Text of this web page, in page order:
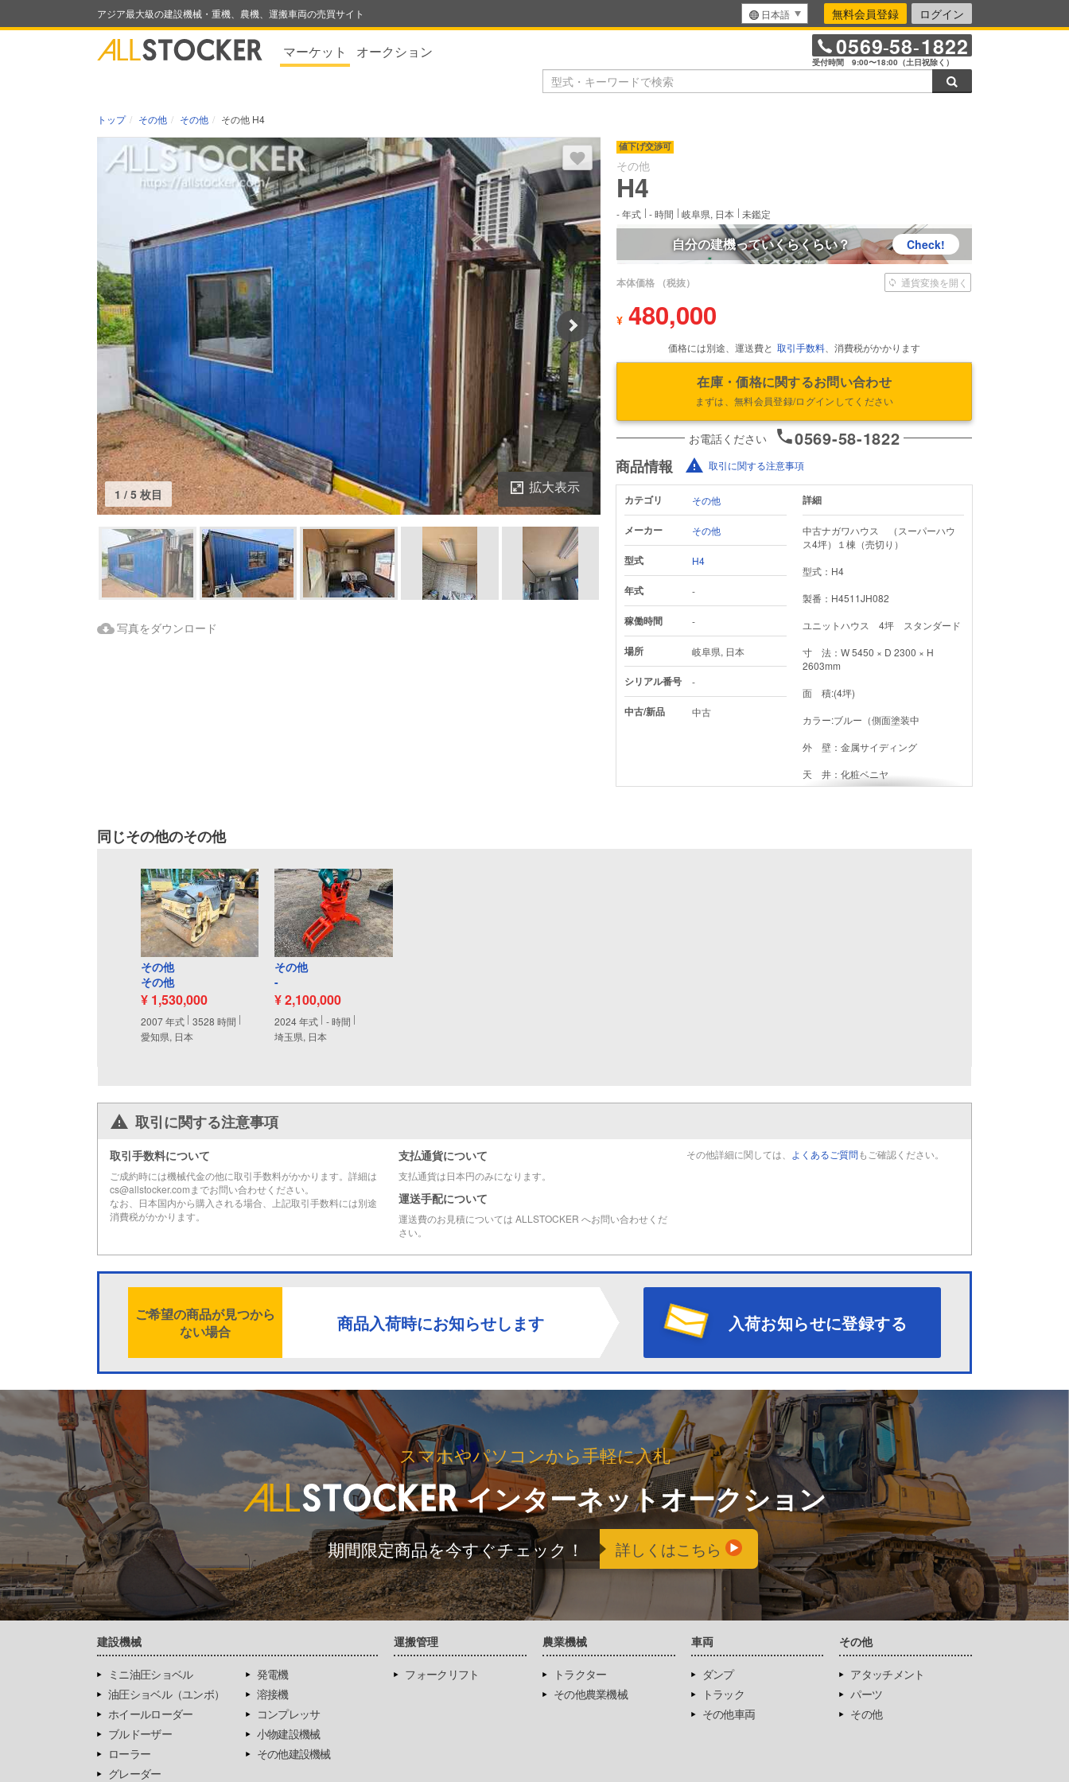
アジア最大級の建設機械・重機、農機、運搬車両の売買サイト 日本語 無料会員登録 ログイン
マーケット オークション 0569-58-1822
受付時間 9:00〜18:00（土日祝除く）
トップ その他 その他 その他 H4
値下げ交渉可
その他
H4
-年式 -時間 岐阜県, 日本 未鑑定
Next
1 / 5 枚目 拡大表示
ログイン後にお気に入り登録できます。
写真をダウンロード
自分の建機っていくらくらい？ Check!
本体価格 （税抜）
¥ 480,000
通貨変換を開く
価格には別途、運送費と 取引手数料 、消費税がかかります
在庫・価格に関するお問い合わせ
まずは、無料会員登録/ログインしてください
お電話ください 0569-58-1822
商品情報 取引に関する注意事項
カテゴリ その他
メーカー その他
型式 H4
年式 -
稼働時間 -
場所 岐阜県, 日本
シリアル番号 -
中古/新品 中古
詳細
中古ナガワハウス　（スーパーハウ
ス4坪）１棟（売切り）
型式：H4
製番：H4511JH082
ユニットハウス　4坪　スタンダード
寸　法：W 5450 × D 2300 × H
2603mm
面　積:(4坪)
カラー:ブルー（側面塗装中
外　壁：金属サイディング
天　井：化粧ベニヤ
同じその他のその他
その他
その他
¥ 1,530,000
2007年式 3528 時間
愛知県, 日本
その他
-
¥ 2,100,000
2024年式 -時間
埼玉県, 日本
取引に関する注意事項
取引手数料について
ご成約時には機械代金の他に取引手数料がかかります。詳細は
cs@allstocker.comまでお問い合わせください。
なお、日本国内から購入される場合、上記取引手数料には別途
消費税がかかります。
支払通貨について
支払通貨は日本円のみになります。
運送手配について
運送費のお見積については ALLSTOCKER へお問い合わせくだ
さい。
その他詳細に関しては、 よくあるご質問もご確認ください。
ご希望の商品が見つから
ない場合
商品入荷時にお知らせします 入荷お知らせに登録する
スマホやパソコンから手軽に入札
インターネットオークション
期間限定商品を今すぐチェック！ 詳しくはこちら
建設機械
ミニ油圧ショベル
油圧ショベル（ユンボ）
ホイールローダー
ブルドーザー
ローラー
グレーダー
発電機
溶接機
コンプレッサ
小物建設機械
その他建設機械
運搬管理
フォークリフト
農業機械
トラクター
その他農業機械
車両
ダンプ
トラック
その他車両
その他
アタッチメント
パーツ
その他